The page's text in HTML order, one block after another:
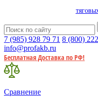
7 (985) 928 79 71 8 (800)
info@profakb.ru
Бесплатная Доставка по РФ!
Сравнение